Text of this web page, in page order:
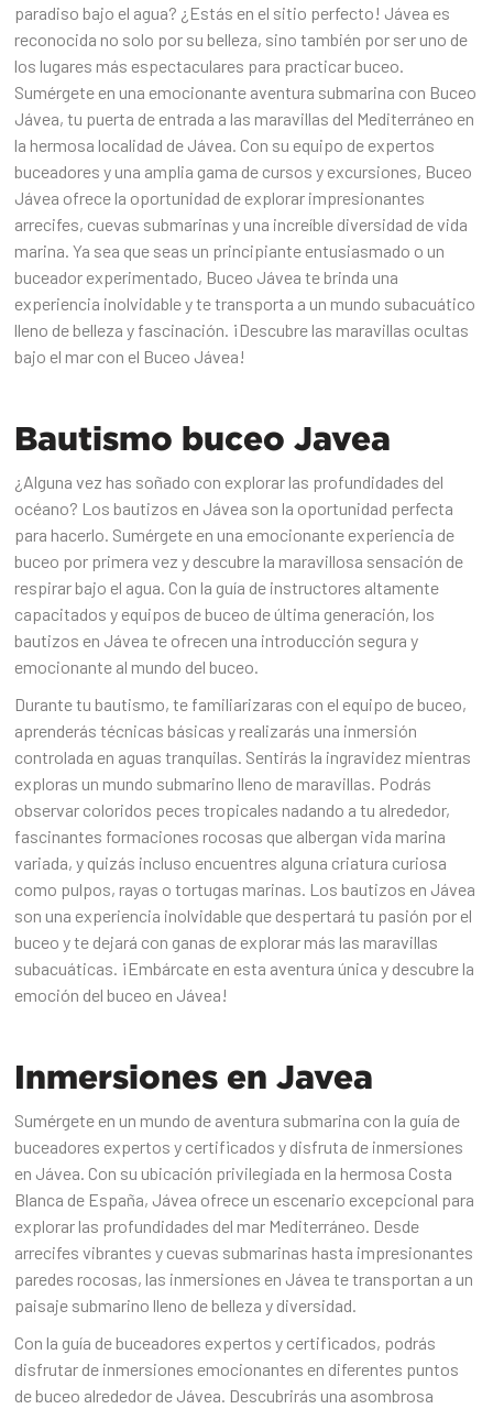
paradiso bajo el agua? ¿Estás en el sitio perfecto! Jávea es
reconocida no solo por su belleza, sino también por ser uno de
los lugares más espectaculares para practicar buceo.
Sumérgete en una emocionante aventura submarina con Buceo
Jávea, tu puerta de entrada a las maravillas del Mediterráneo en
la hermosa localidad de Jávea. Con su equipo de expertos
buceadores y una amplia gama de cursos y excursiones, Buceo
Jávea ofrece la oportunidad de explorar impresionantes
arrecifes, cuevas submarinas y una increíble diversidad de vida
marina. Ya sea que seas un principiante entusiasmado o un
buceador experimentado, Buceo Jávea te brinda una
experiencia inolvidable y te transporta a un mundo subacuático
lleno de belleza y fascinación. ¡Descubre las maravillas ocultas
bajo el mar con el Buceo Jávea!
Bautismo buceo Javea
¿Alguna vez has soñado con explorar las profundidades del
océano? Los bautizos en Jávea son la oportunidad perfecta
para hacerlo. Sumérgete en una emocionante experiencia de
buceo por primera vez y descubre la maravillosa sensación de
respirar bajo el agua. Con la guía de instructores altamente
capacitados y equipos de buceo de última generación, los
bautizos en Jávea te ofrecen una introducción segura y
emocionante al mundo del buceo.
Durante tu bautismo, te familiarizaras con el equipo de buceo,
aprenderás técnicas básicas y realizarás una inmersión
controlada en aguas tranquilas. Sentirás la ingravidez mientras
exploras un mundo submarino lleno de maravillas. Podrás
observar coloridos peces tropicales nadando a tu alrededor,
fascinantes formaciones rocosas que albergan vida marina
variada, y quizás incluso encuentres alguna criatura curiosa
como pulpos, rayas o tortugas marinas. Los bautizos en Jávea
son una experiencia inolvidable que despertará tu pasión por el
buceo y te dejará con ganas de explorar más las maravillas
subacuáticas. ¡Embárcate en esta aventura única y descubre la
emoción del buceo en Jávea!
Inmersiones en Javea
Sumérgete en un mundo de aventura submarina con la guía de
buceadores expertos y certificados y disfruta de inmersiones
en Jávea. Con su ubicación privilegiada en la hermosa Costa
Blanca de España, Jávea ofrece un escenario excepcional para
explorar las profundidades del mar Mediterráneo. Desde
arrecifes vibrantes y cuevas submarinas hasta impresionantes
paredes rocosas, las inmersiones en Jávea te transportan a un
paisaje submarino lleno de belleza y diversidad.
Con la guía de buceadores expertos y certificados, podrás
disfrutar de inmersiones emocionantes en diferentes puntos
de buceo alrededor de Jávea. Descubrirás una asombrosa